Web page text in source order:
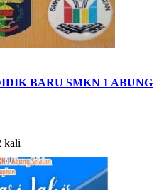
BARU SMKN 1 ABUNG
kali